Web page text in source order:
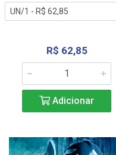
R$ 62,85
Adicionar